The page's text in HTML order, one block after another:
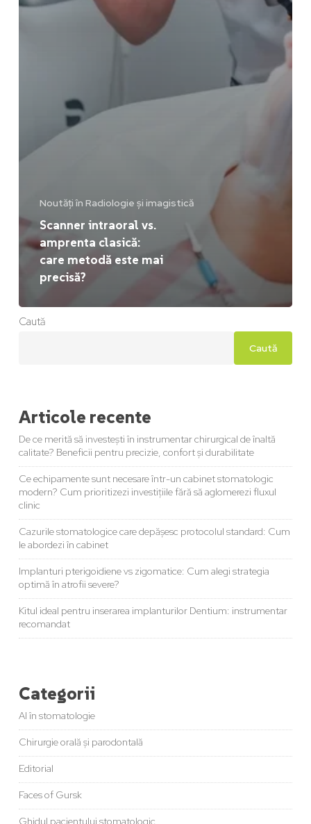
Noutăți în Radiologie și imagistică
Scanner intraoral vs.
amprenta clasică:
care metodă este mai
precisă?
Caută
Caută
Articole recente
De ce merită să investești în instrumentar chirurgical de înaltă
calitate? Beneficii pentru precizie, confort și durabilitate
Ce echipamente sunt necesare într-un cabinet stomatologic
modern? Cum prioritizezi investițiile fără să aglomerezi fluxul
clinic
Cazurile stomatologice care depășesc protocolul standard: Cum
le abordezi în cabinet
Implanturi pterigoidiene vs zigomatice: Cum alegi strategia
optimă în atrofii severe?
Kitul ideal pentru inserarea implanturilor Dentium: instrumentar
recomandat
Categorii
AI în stomatologie
Chirurgie orală și parodontală
Editorial
Faces of Gursk
Ghidul pacientului stomatologic